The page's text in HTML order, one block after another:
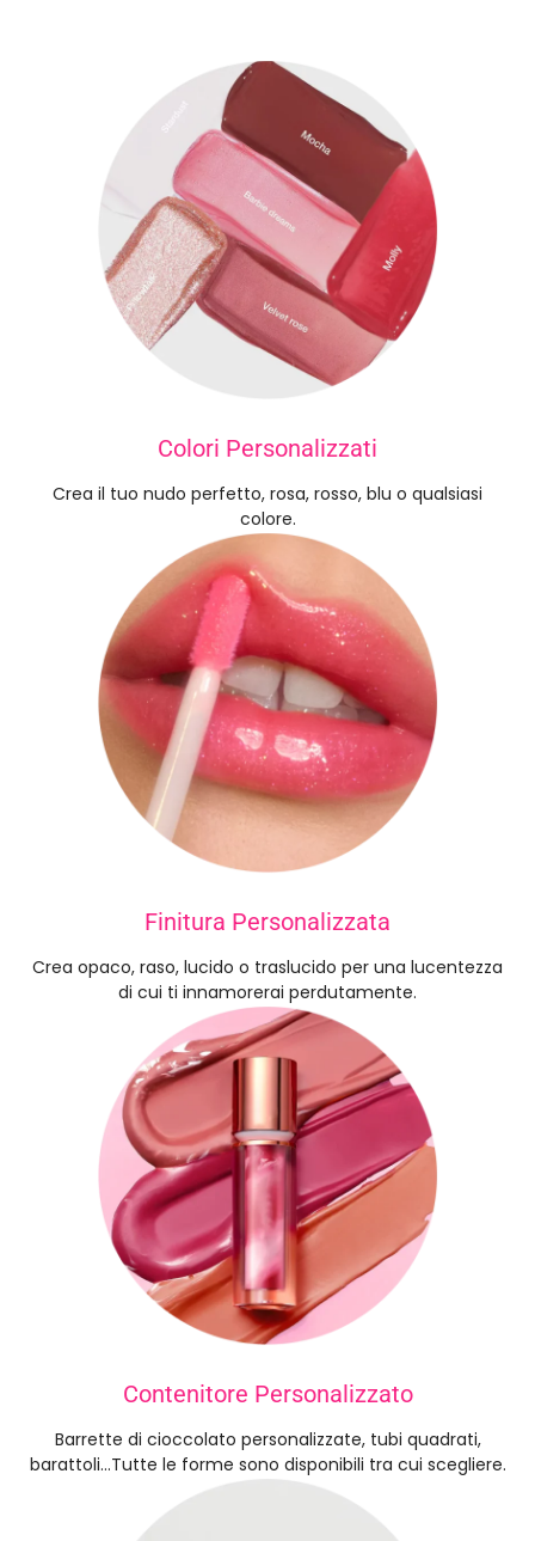
Colori Personalizzati
Crea il tuo nudo perfetto, rosa, rosso, blu o qualsiasi
colore.
Finitura Personalizzata
Crea opaco, raso, lucido o traslucido per una lucentezza
di cui ti innamorerai perdutamente.
Contenitore Personalizzato
Barrette di cioccolato personalizzate, tubi quadrati,
barattoli...Tutte le forme sono disponibili tra cui scegliere.